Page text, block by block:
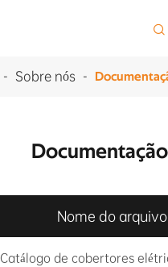

Sobre nós
Documentação
Nome do arquivo
Catálogo de cobertores